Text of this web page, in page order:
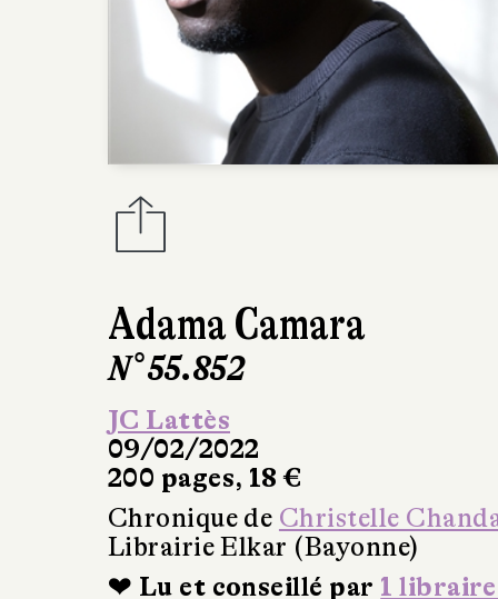
Adama Camara
N° 55.852
JC Lattès
09/02/2022
200 pages, 18 €
Chronique de Christelle
Librairie Elkar (Bayonne)
❤ Lu et conseillé par 1